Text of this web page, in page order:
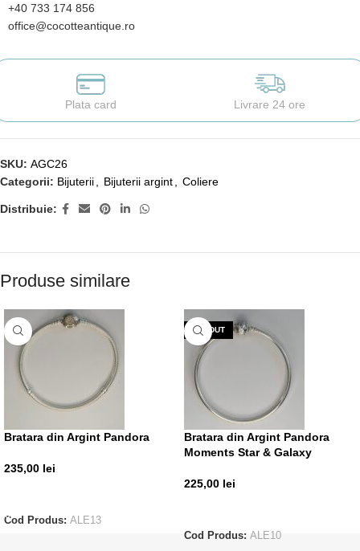
+40 733 174 856
office@cocotteantique.ro
Plata card Livrare 24 ore
SKU: AGC26
Categorii: Bijuterii Bijuterii argint Coliere
Distribuie:
Produse similare
Bratara din Argint Pandora
235,00 lei
Cod Produs: ALE13
VÂNDUT
Bratara din Argint Pandora
Moments Star & Galaxy
225,00 lei
Cod Produs: ALE10